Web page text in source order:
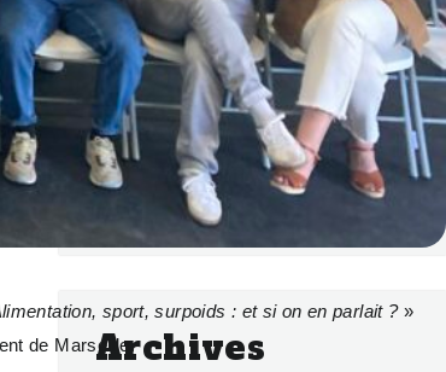
sport, surpoids : et si on en parlait ?»
de Marseille.
Commentaires
récents
Aucun commentaire à afficher.
Archives